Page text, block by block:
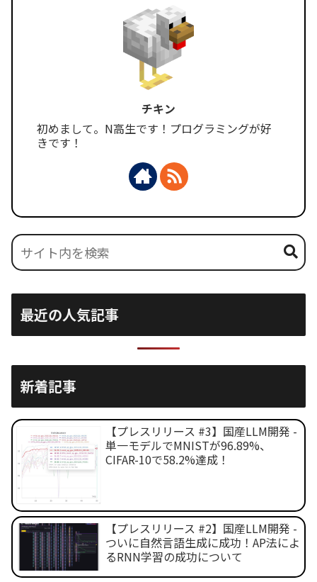
チキン
初めまして。N高生です！プログラミングが好
きです！
最近の人気記事
新着記事
【プレスリリース #3】国産LLM開発 -
単一モデルでMNISTが96.89%、
CIFAR-10で58.2%達成！
【プレスリリース #2】国産LLM開発 -
ついに自然言語生成に成功！AP法によ
るRNN学習の成功について